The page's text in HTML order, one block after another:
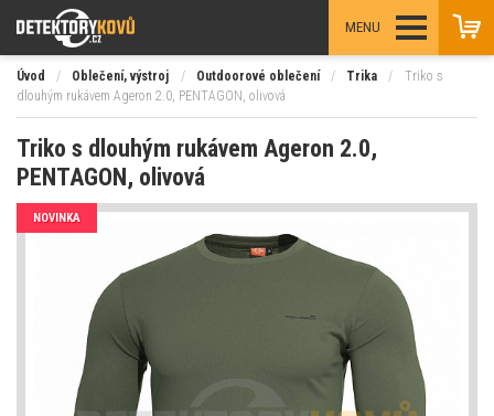
MENU
Úvod / Oblečení, výstroj / Outdoorové oblečení / Trika /
Triko s
dlouhým rukávem Ageron 2.0, PENTAGON, olivová
Triko s dlouhým rukávem Ageron 2.0,
PENTAGON, olivová
NOVINKA